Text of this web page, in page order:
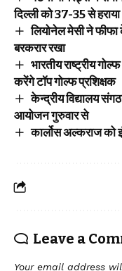
दिल्ली को 37-35 से हराया
लियोनेल मेसी ने फीफा
बरकरार रखा
भारतीय राष्ट्रीय
करेंगे टॉप गोल्फ प्रशिक्षक
केन्द्रीय विद्यालय
आयोजन गुरुवार से
कार्लोस अल्कराज को
Leave a
Your email address